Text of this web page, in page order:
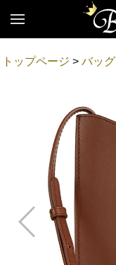
トップページ >バッグ